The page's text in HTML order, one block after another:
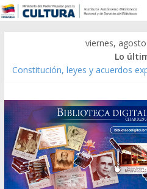
viernes,
Lo
Constitución, leyes y acuerdos
Modesta Bor Sánchez [material
Gaceta Oficial de la República de
Caracas 09 de marzo de 2006 N°
Catálogo temático de obras de